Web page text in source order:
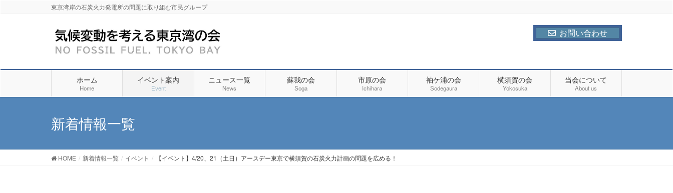
東京湾岸の石炭火力発電所の問題に取り組む市民グループ
お問い合わせ
ホーム
Home
イベント案内
Event
ニュース一覧
News
蘇我の会
Soga
市原の会
Ichihara
袖ケ浦の会
Sodegaura
横須賀の会
Yokosuka
当会について
About us
新着情報一覧
HOME 新着情報一覧 イベント 【イベント】4/20、21（土日）アースデー東京で横須賀の石炭火力計画の問題を広める！